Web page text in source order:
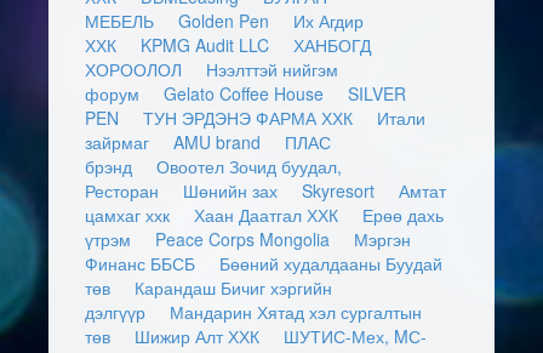
МЕБЕЛЬ
Golden Pen
Их Агдир
ХХК
KPMG Audit LLC
ХАНБОГД
ХОРООЛОЛ
Нээлттэй нийгэм
форум
Gelato Coffee House
SILVER
PEN
ТУН ЭРДЭНЭ ФАРМА ХХК
Итали
зайрмаг
AMU brand
ПЛАС
брэнд
Овоотел Зочид буудал,
Ресторан
Шөнийн зах Skyresort
Амтат
цамхаг ххк
Хаан Даатгал ХХК
Ерөө дахь
үтрэм
Peace Corps Mongolia
Мэргэн
Финанс ББСБ
Бөөний худалдааны Буудай
төв
Карандаш Бичиг хэргийн
дэлгүүр
Мандарин Хятад хэл сургалтын
төв
Шижир Алт ХХК
ШУТИС-Мех, MС-